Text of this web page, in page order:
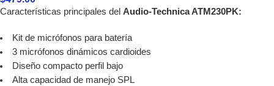
Características principales del Audio-Technica ATM230PK:
Kit de micrófonos para batería
3 micrófonos dinámicos cardioides
Diseño compacto perfil bajo
Alta capacidad de manejo SPL